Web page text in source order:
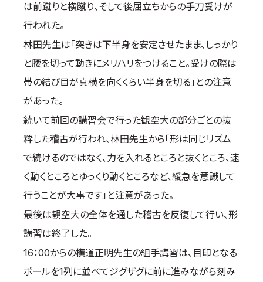
試合規則
青少年部・保護者の方へ
一般の部・壮年部の方
会員制度
取材のお申し込み
よくある質問
本サイトについて
プライバシーポリシー
日本語
は前蹴りと横蹴り、そして後屈立ちからの手刀受けが
行われた。
林田先生は「突きは下半身を安定させたまま、しっかり
と腰を切って動きにメリハリをつけること。受けの際は
帯の結び目が真横を向くくらい半身を切る」との注意
があった。
続いて前回の講習会で行った観空大の部分ごとの抜
粋した稽古が行われ、林田先生から「形は同じリズム
で続けるのではなく、力を入れるところと抜くところ、速
く動くところとゆっくり動くところなど、緩急を意識して
行うことが大事です」と注意があった。
最後は観空大の全体を通した稽古を反復して行い、形
講習は終了した。
16：00からの横道正明先生の組手講習は、目印となる
ポールを1列に並べてジグザグに前に進みながら刻み